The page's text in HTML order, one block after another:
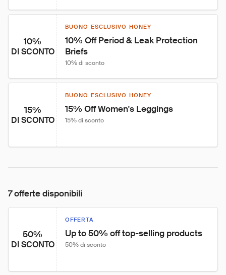
10%
DI SCONTO
BUONO ESCLUSIVO HONEY
10% Off Period & Leak Protection
Briefs
10% di sconto
15%
DI SCONTO
BUONO ESCLUSIVO HONEY
15% Off Women's Leggings
15% di sconto
7 offerte disponibili
50%
DI SCONTO
OFFERTA
Up to 50% off top-selling products
50% di sconto